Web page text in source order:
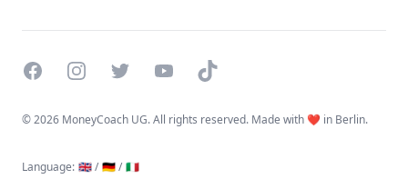
FacebookInstagramTwitterYouTubeTikTok
©2026 MoneyCoach UG. All rights reserved. Made with ❤️ in Berlin.
Language: 🇬🇧 / 🇩🇪 / 🇮🇹